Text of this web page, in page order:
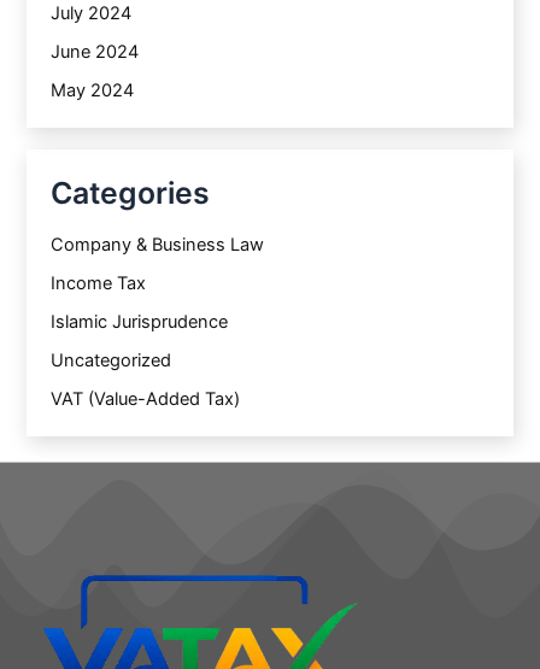
July 2024
June 2024
May 2024
Categories
Company & Business Law
Income Tax
Islamic Jurisprudence
Uncategorized
VAT (Value-Added Tax)